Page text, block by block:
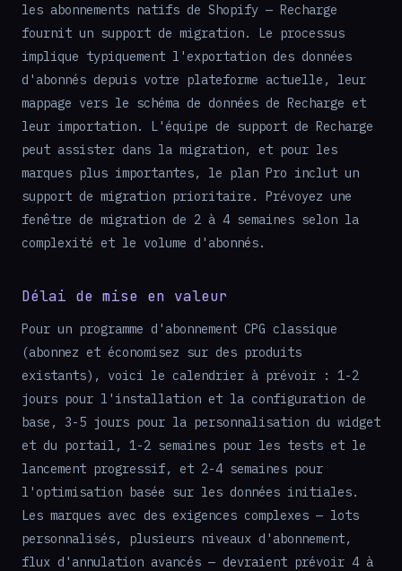
les abonnements natifs de Shopify — Recharge
fournit un support de migration. Le processus
implique typiquement l'exportation des données
d'abonnés depuis votre plateforme actuelle, leur
mappage vers le schéma de données de Recharge et
leur importation. L'équipe de support de Recharge
peut assister dans la migration, et pour les
marques plus importantes, le plan Pro inclut un
support de migration prioritaire. Prévoyez une
fenêtre de migration de 2 à 4 semaines selon la
complexité et le volume d'abonnés.
Délai de mise en valeur
Pour un programme d'abonnement CPG classique
(abonnez et économisez sur des produits
existants), voici le calendrier à prévoir : 1-2
jours pour l'installation et la configuration de
base, 3-5 jours pour la personnalisation du widget
et du portail, 1-2 semaines pour les tests et le
lancement progressif, et 2-4 semaines pour
l'optimisation basée sur les données initiales.
Les marques avec des exigences complexes — lots
personnalisés, plusieurs niveaux d'abonnement,
flux d'annulation avancés — devraient prévoir 4 à